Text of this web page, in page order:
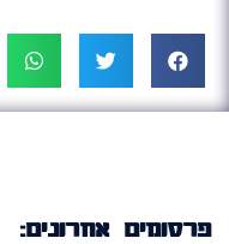
פרסומים אחרונים: